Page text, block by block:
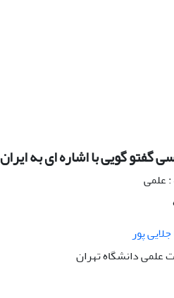
گفتو گویی با اشاره ای به ایران
: علمی
پور
علمی دانشگاه تهران